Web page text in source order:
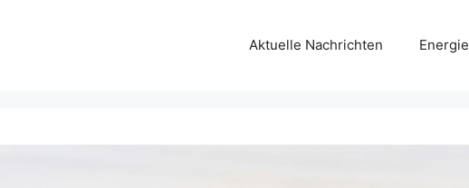
Aktuelle Nachrichten Energie